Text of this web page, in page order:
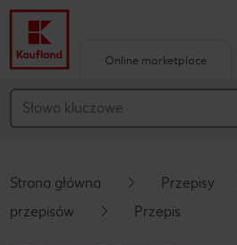
Główna treść
Pływający pasek boczny
Online marketplace
Strona główna Przepisy
przepisów
Przepis